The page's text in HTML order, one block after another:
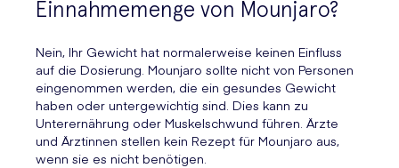
Einnahmemenge von Mounjaro?
Nein, Ihr Gewicht hat normalerweise keinen Einfluss
auf die Dosierung. Mounjaro sollte nicht von Personen
eingenommen werden, die ein gesundes Gewicht
haben oder untergewichtig sind. Dies kann zu
Unterernährung oder Muskelschwund führen. Ärzte
und Ärztinnen stellen kein Rezept für Mounjaro aus,
wenn sie es nicht benötigen.